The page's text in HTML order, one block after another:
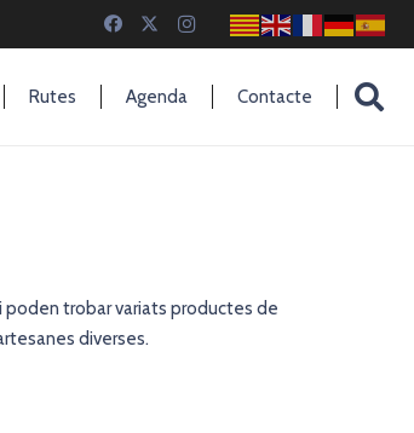
Rutes Agenda Contacte
poden trobar variats productes de
diverses.